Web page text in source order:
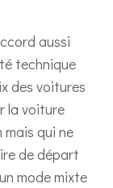
aussi
technique
des voitures
la voiture
qui ne
de départ
mode mixte